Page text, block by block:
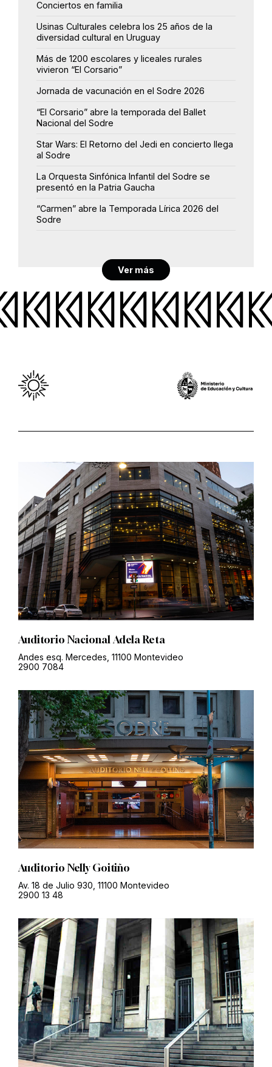
Conciertos en familia
Usinas Culturales celebra los 25 años de la
diversidad cultural en Uruguay
Más de 1200 escolares y liceales rurales
vivieron “El Corsario”
Jornada de vacunación en el Sodre 2026
“El Corsario” abre la temporada del Ballet
Nacional del Sodre
Star Wars: El Retorno del Jedi en concierto llega
al Sodre
La Orquesta Sinfónica Infantil del Sodre se
presentó en la Patria Gaucha
“Carmen” abre la Temporada Lírica 2026 del
Sodre
Ver más
Auditorio Nacional Adela Reta
Andes esq. Mercedes, 11100 Montevideo
2900 7084
Auditorio Nelly Goitiño
Av. 18 de Julio 930, 11100 Montevideo
2900 13 48